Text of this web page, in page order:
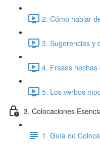
2. Cómo hablar
3. Sugerencias y
4. Frases
5. Los verbos
3. Colocaciones
1. Guía de